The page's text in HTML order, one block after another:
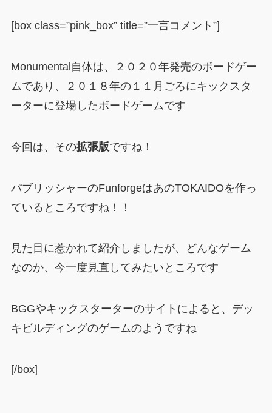
[box class=”pink_box” title=”一言コメント”]
Monumental自体は、２０２０年発売のボードゲー
ムであり、２０１８年の１１月ごろにキックスタ
ーターに登場したボードゲームです
今回は、その拡張版ですね！
パブリッシャーのFunforgeはあのTOKAIDOを作っ
ているところですね！！
見た目に惹かれて紹介しましたが、どんなゲーム
なのか、今一度見直してみたいところです
BGGやキックスターターのサイトによると、デッ
キビルディングのゲームのようですね
[/box]